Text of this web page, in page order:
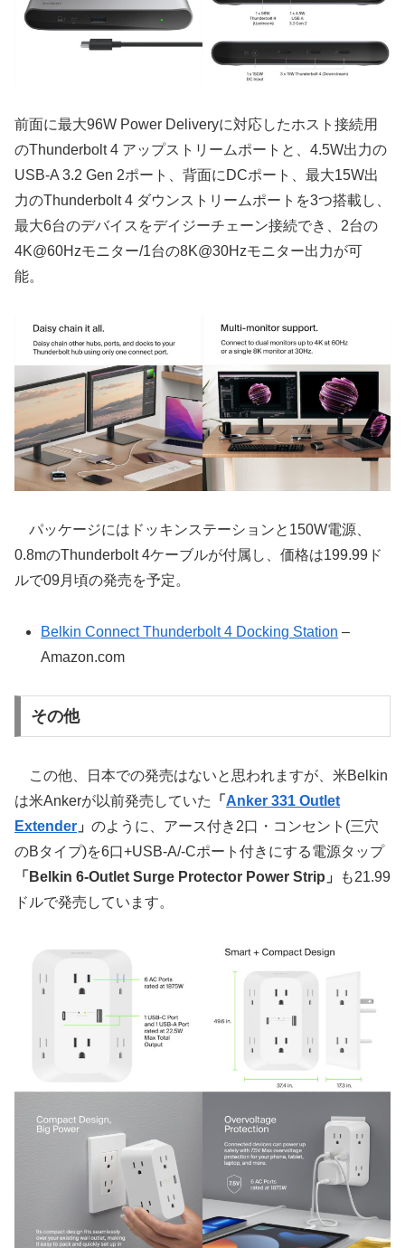
前面に最大96W Power Deliveryに対応したホスト接続用
のThunderbolt 4 アップストリームポートと、4.5W出力の
USB-A 3.2 Gen 2ポート、背面にDCポート、最大15W出
力のThunderbolt 4 ダウンストリームポートを3つ搭載し、
最大6台のデバイスをデイジーチェーン接続でき、2台の
4K@60Hzモニター/1台の8K@30Hzモニター出力が可
能。
パッケージにはドッキンステーションと150W電源、
0.8mのThunderbolt 4ケーブルが付属し、価格は199.99ド
ルで09月頃の発売を予定。
Belkin Connect Thunderbolt 4 Docking Station –
Amazon.com
その他
この他、日本での発売はないと思われますが、米Belkin
は米Ankerが以前発売していた
「 Anker 331 Outlet
Extender 」 のように、アース付き2口・コンセント(三穴
のBタイプ)を6口+USB-A/-Cポート付きにする電源タップ
「Belkin 6-Outlet Surge Protector Power Strip」
も21.99
ドルで発売しています。